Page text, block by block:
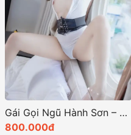
Gái Gọi Ngũ Hành Sơn – Tìm Kiếm Gái Gọi Đẹp Nhất Tại TP Đà Nẵng
800.000đ